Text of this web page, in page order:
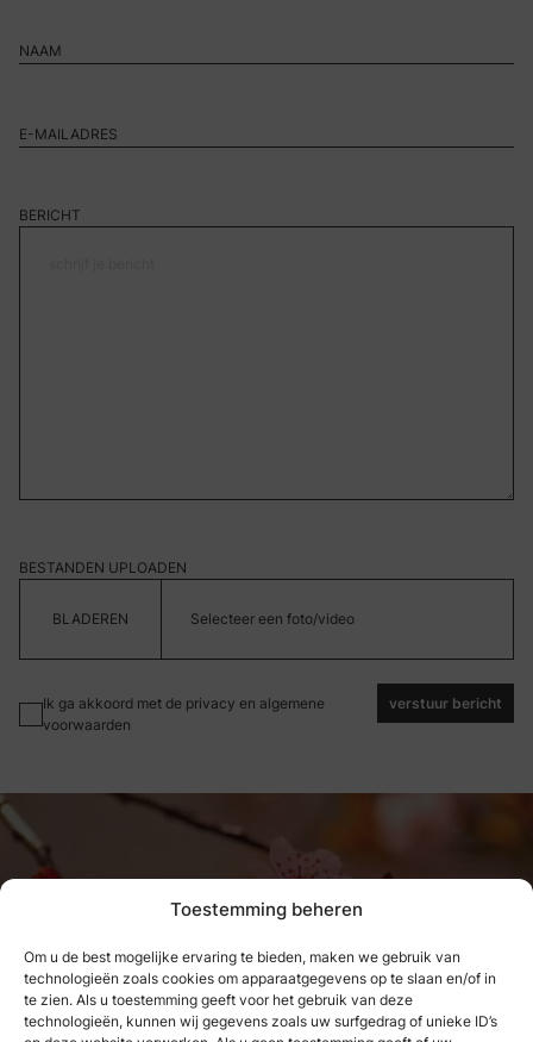
Toestemming beheren
Om u de best mogelijke ervaring te bieden, maken we gebruik van
technologieën zoals cookies om apparaatgegevens op te slaan en/of in
te zien. Als u toestemming geeft voor het gebruik van deze
technologieën, kunnen wij gegevens zoals uw surfgedrag of unieke ID’s
BERICHT
BESTANDEN UPLOADEN
Selecteer een foto/video
Ik ga akkoord met de privacy en algemene
voorwaarden
verstuur bericht
Wat we hebben genoten, kunnen